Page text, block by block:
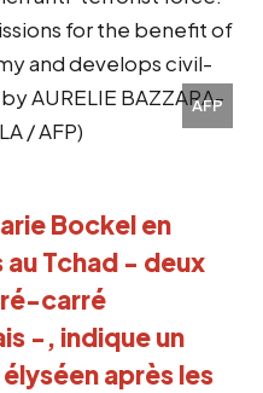
AFP
Bockel en
Tchad - deux
carré
-, indique un
après les